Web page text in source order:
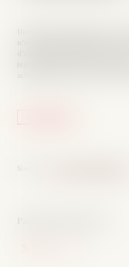
Source :
Un jugement acquiert force de
n’est plus susceptible d’aucun
d’exécution. En matière de
jugée du jugement a des
actions liées aux créances entre